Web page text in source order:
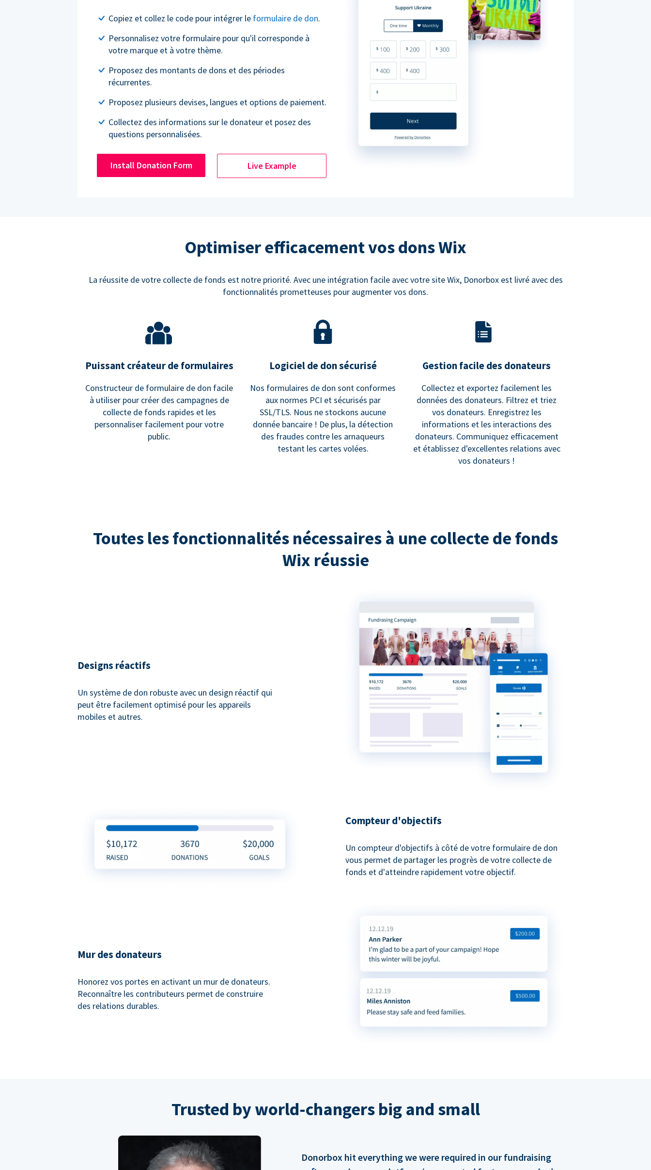
Copiez et collez le code pour intégrer le formulaire de don.
Personnalisez votre formulaire pour qu'il corresponde à
votre marque et à votre thème.
Proposez des montants de dons et des périodes
récurrentes.
Proposez plusieurs devises, langues et options de paiement.
Collectez des informations sur le donateur et posez des
questions personnalisées.
Install Donation Form Live Example
Optimiser efficacement vos dons Wix
La réussite de votre collecte de fonds est notre priorité. Avec une intégration facile avec votre site Wix, Donorbox est livré avec des
fonctionnalités prometteuses pour augmenter vos dons.
Puissant créateur de formulaires
Constructeur de formulaire de don facile
à utiliser pour créer des campagnes de
collecte de fonds rapides et les
personnaliser facilement pour votre
public.
Logiciel de don sécurisé
Nos formulaires de don sont conformes
aux normes PCI et sécurisés par
SSL/TLS. Nous ne stockons aucune
donnée bancaire ! De plus, la détection
des fraudes contre les arnaqueurs
testant les cartes volées.
Gestion facile des donateurs
Collectez et exportez facilement les
données des donateurs. Filtrez et triez
vos donateurs. Enregistrez les
informations et les interactions des
donateurs. Communiquez efficacement
et établissez d'excellentes relations avec
vos donateurs !
Toutes les fonctionnalités nécessaires à une collecte de fonds
Wix réussie
Designs réactifs
Un système de don robuste avec un design réactif qui
peut être facilement optimisé pour les appareils
mobiles et autres.
Compteur d'objectifs
Un compteur d'objectifs à côté de votre formulaire de don
vous permet de partager les progrès de votre collecte de
fonds et d'atteindre rapidement votre objectif.
Mur des donateurs
Honorez vos portes en activant un mur de donateurs.
Reconnaître les contributeurs permet de construire
des relations durables.
Trusted by world-changers big and small
Donorbox hit everything we were required in our fundraising